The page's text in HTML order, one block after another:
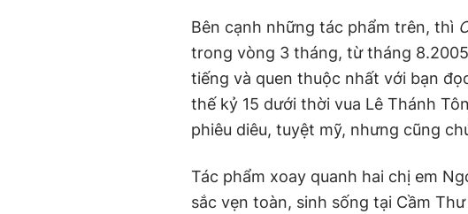
Bên cạnh những tác phẩm trên, thì
trong vòng 3 tháng, từ tháng
tiếng và quen thuộc nhất với bạn
thế kỷ 15 dưới thời vua Lê Thánh
phiêu diêu, tuyệt mỹ, nhưng cũng
Tác phẩm xoay quanh hai chị em
sắc vẹn toàn, sinh sống tại Cầm